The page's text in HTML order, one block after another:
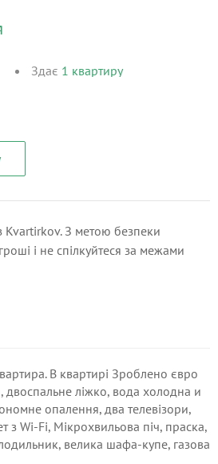
Здає 1 квартиру
Kvartirkov. З метою безпеки
і не спілкуйтеся за межами
В квартирі Зроблено євро
двоспальне ліжко, вода холодна и
опалення, два телевізори,
з Wi-Fi, Мікрохвильова піч, праска,
велика шафа-купе, газова